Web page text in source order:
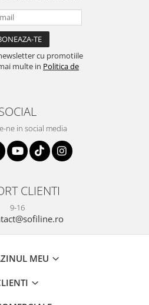
cu promotiile
multe in Politica de
ne in social media
CLIENTI
9-16
MEU